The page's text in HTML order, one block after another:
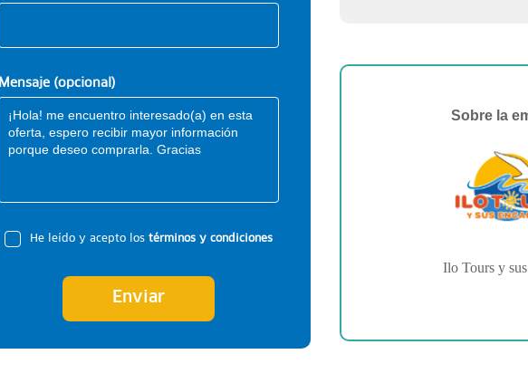
Mensaje (opcional)
He leído y acepto lostérminos y condiciones
Enviar
Sobre la
Ilo Tours y